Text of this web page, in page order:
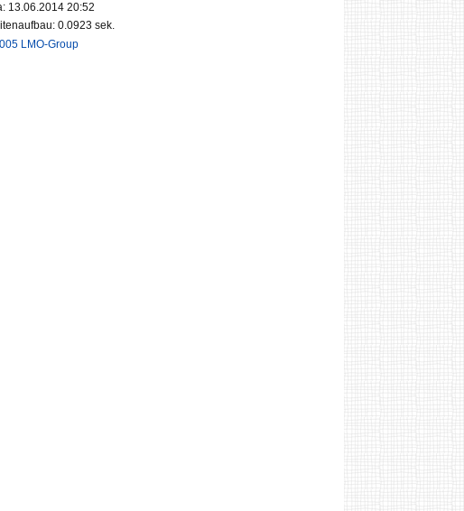
13.06.2014 20:52
0.0923 sek.
LMO-Group